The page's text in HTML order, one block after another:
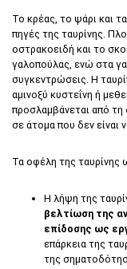
Το κρέας, το ψάρι και
πηγές της ταυρίνης.
οστρακοειδή και το
γαλοπούλας, ενώ στα
συγκεντρώσεις. Η
αμινοξύ κυστεΐνη ή
προσλαμβάνεται από
σε άτομα που δεν είναι
Τα οφέλη της
Η λήψη της
βελτίωση της
επίδοσης ως
επάρκεια της
της